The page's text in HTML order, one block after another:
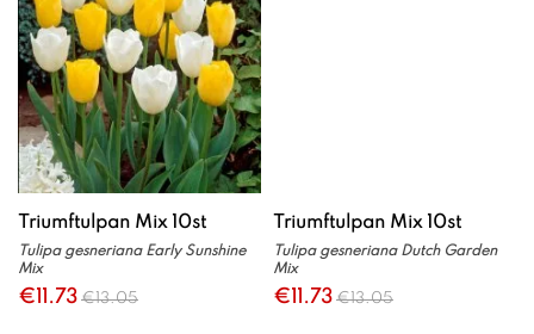
Triumftulpan Mix 10st
Tulipa gesneriana Early Sunshine
Mix
€11.73 €13.05
Triumftulpan Mix 10st
Tulipa gesneriana Dutch Garden
Mix
€11.73 €13.05